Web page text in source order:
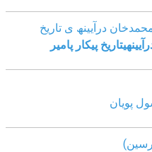
درآیینھ ی تاریخ
یتاریخ پیکار پامیر
پویان